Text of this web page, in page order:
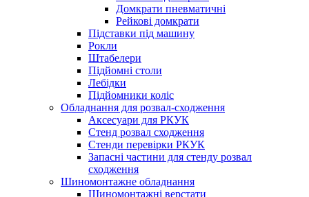
Домкрати пневматичні
Рейкові домкрати
Підставки під машину
Рокли
Штабелери
Підйомні столи
Лебідки
Підйомники коліс
Обладнання для розвал-сходження
Аксесуари для РКУК
Стенд розвал сходження
Стенди перевірки РКУК
Запасні частини для стенду розвал
сходження
Шиномонтажне обладнання
Шиномонтажні верстати